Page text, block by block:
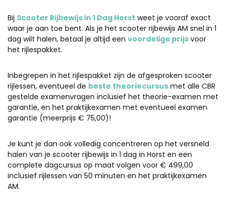
Bij Scooter Rijbewijs in 1 Dag Horst weet je vooraf exact
waar je aan toe bent. Als je het scooter rijbewijs AM snel in 1
dag wilt halen, betaal je altijd een voordelige prijs voor
het rijlespakket.
Inbegrepen in het rijlespakket zijn de afgesproken scooter
rijlessen, eventueel de beste theoriecursus met alle CBR
gestelde examenvragen inclusief het theorie-examen met
garantie, en het praktijkexamen met eventueel examen
garantie (meerprijs € 75,00)!
Je kunt je dan ook volledig concentreren op het versneld
halen van je scooter rijbewijs in 1 dag in Horst en een
complete dagcursus op maat volgen voor € 499,00
inclusief rijlessen van 50 minuten en het praktijkexamen
AM.